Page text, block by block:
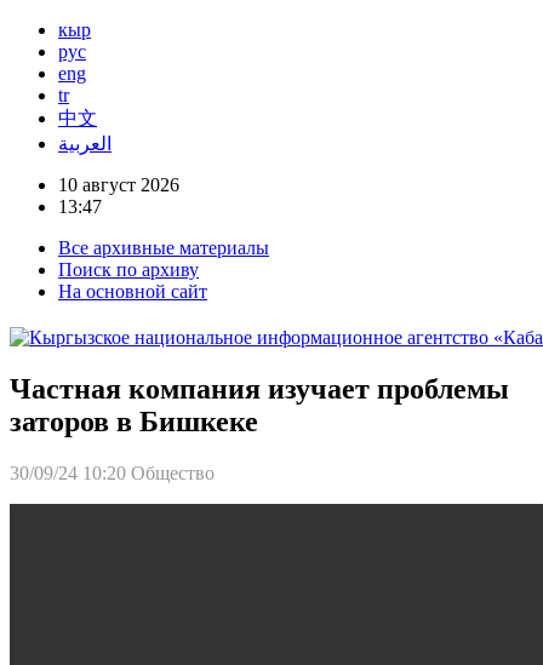
кыр
рус
eng
tr
中文
العربية
10 август 2026
13:47
Все архивные материалы
Поиск по архиву
На основной сайт
Частная компания изучает проблемы
заторов в Бишкеке
30/09/24 10:20 Общество